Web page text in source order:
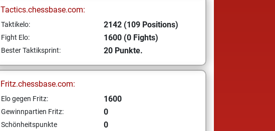
Tactics.chessbase.com:
Taktikelo: 2142 (109 Positions)
Fight Elo: 1600 (0 Fights)
Bester Taktiksprint: 20 Punkte.
Fritz.chessbase.com:
Elo gegen Fritz: 1600
Gewinnpartien Fritz: 0
Schönheitspunkte
0